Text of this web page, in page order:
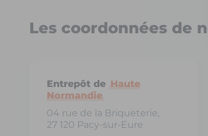
Les coordonnées de
Entrepôt de Haute
Normandie
04 rue de la Briqueterie,
27 120 Pacy-sur-Eure